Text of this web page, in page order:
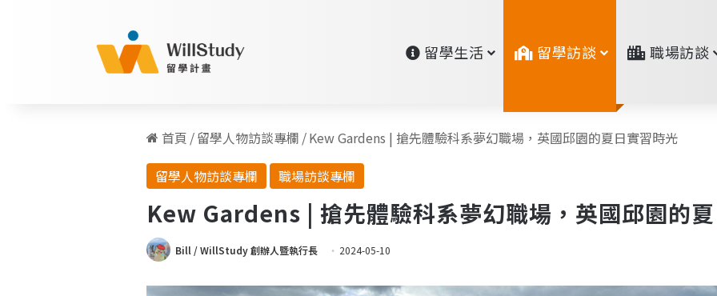
留學生活 留學訪談 職場訪談
首頁 /留學人物訪談專欄 /Kew Gardens | 搶先體驗科系夢幻職場，英國邱園的夏日實習時光
留學人物訪談專欄
職場訪談專欄
Kew Gardens | 搶先體驗科系夢幻職場，英國邱園的
Bill / WillStudy 創辦人暨執行長 2024-05-10